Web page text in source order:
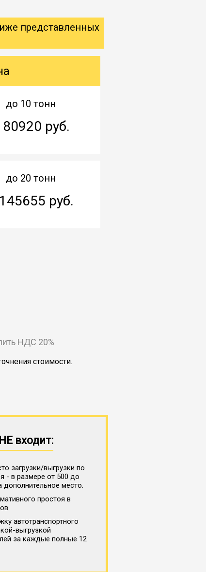
представленных
до 10 тонн
руб.
до 20 тонн
руб.
НДС 20%
стоимости.
входит:
загрузки/выгрузки по
- в размере от 500 до
место.
простоя в
автотранспортного
выгрузкой
за каждые полные 12